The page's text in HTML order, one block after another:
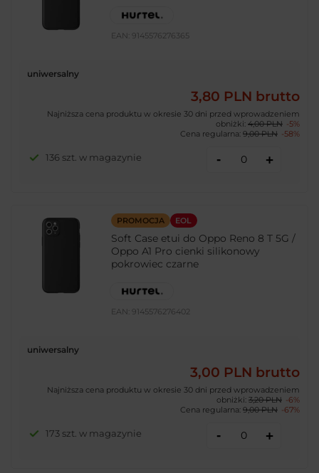
EAN: 9145576276365
uniwersalny
3,80 PLN brutto
Najniższa cena produktu w okresie 30 dni przed wprowadzeniem
obniżki: 4,00 PLN -5%
Cena regularna: 9,00 PLN -58%
136 szt. w magazynie - +
PROMOCJA EOL
Soft Case etui do Oppo Reno 8 T 5G /
Oppo A1 Pro cienki silikonowy
pokrowiec czarne
EAN: 9145576276402
uniwersalny
3,00 PLN brutto
Najniższa cena produktu w okresie 30 dni przed wprowadzeniem
obniżki: 3,20 PLN -6%
Cena regularna: 9,00 PLN -67%
173 szt. w magazynie - +